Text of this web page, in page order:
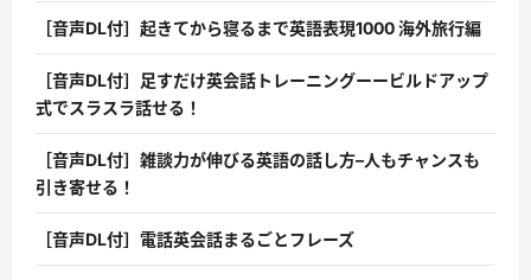
［音声DL付］起きてから寝るまで英語表現1000 海外旅行編
［音声DL付］足すだけ英会話トレーニングーービルドアップ
式でスラスラ話せる！
［音声DL付］雑談力が伸びる英語の話し方–人もチャンスも
引き寄せる！
［音声DL付］電話英会話まるごとフレーズ